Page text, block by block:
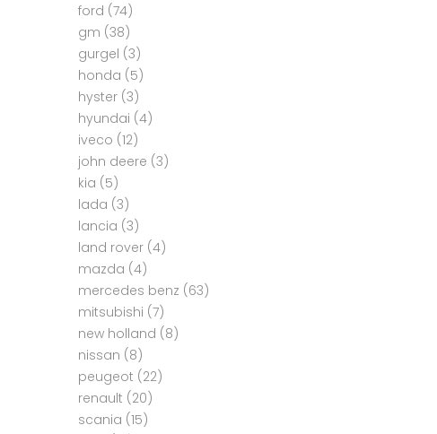
ford (74)
gm (38)
gurgel (3)
honda (5)
hyster (3)
hyundai (4)
iveco (12)
john deere (3)
kia (5)
lada (3)
lancia (3)
land rover (4)
mazda (4)
mercedes benz (63)
mitsubishi (7)
new holland (8)
nissan (8)
peugeot (22)
renault (20)
scania (15)